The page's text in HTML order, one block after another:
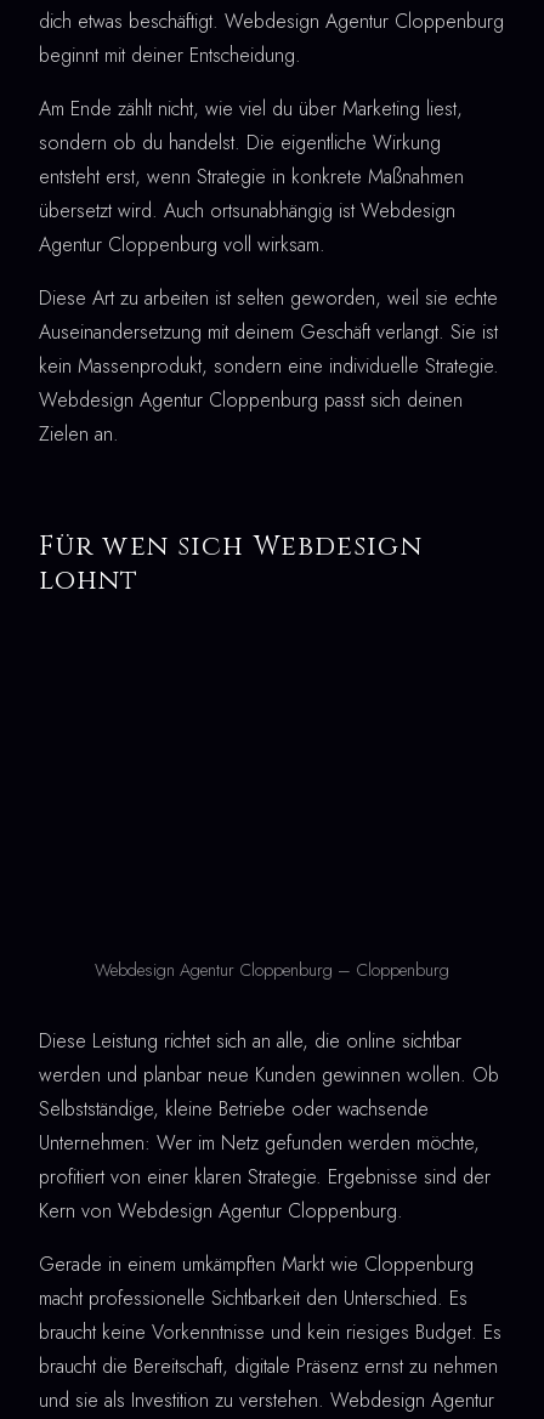
dich etwas beschäftigt. Webdesign Agentur Cloppenburg
beginnt mit deiner Entscheidung.
Am Ende zählt nicht, wie viel du über Marketing liest,
sondern ob du handelst. Die eigentliche Wirkung
entsteht erst, wenn Strategie in konkrete Maßnahmen
übersetzt wird. Auch ortsunabhängig ist Webdesign
Agentur Cloppenburg voll wirksam.
Diese Art zu arbeiten ist selten geworden, weil sie echte
Auseinandersetzung mit deinem Geschäft verlangt. Sie ist
kein Massenprodukt, sondern eine individuelle Strategie.
Webdesign Agentur Cloppenburg passt sich deinen
Zielen an.
Für wen sich Webdesign
lohnt
Webdesign Agentur Cloppenburg – Cloppenburg
Diese Leistung richtet sich an alle, die online sichtbar
werden und planbar neue Kunden gewinnen wollen. Ob
Selbstständige, kleine Betriebe oder wachsende
Unternehmen: Wer im Netz gefunden werden möchte,
profitiert von einer klaren Strategie. Ergebnisse sind der
Kern von Webdesign Agentur Cloppenburg.
Gerade in einem umkämpften Markt wie Cloppenburg
macht professionelle Sichtbarkeit den Unterschied. Es
braucht keine Vorkenntnisse und kein riesiges Budget. Es
braucht die Bereitschaft, digitale Präsenz ernst zu nehmen
und sie als Investition zu verstehen. Webdesign Agentur